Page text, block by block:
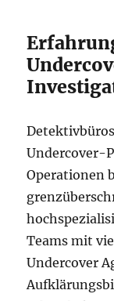
Undercover-
Operationen
Teams mit
Undercover